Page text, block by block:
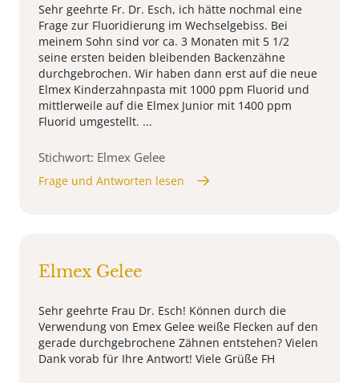
Sehr geehrte Fr. Dr. Esch, ich hätte nochmal eine
Frage zur Fluoridierung im Wechselgebiss. Bei
meinem Sohn sind vor ca. 3 Monaten mit 5 1/2
seine ersten beiden bleibenden Backenzähne
durchgebrochen. Wir haben dann erst auf die neue
Elmex Kinderzahnpasta mit 1000 ppm Fluorid und
mittlerweile auf die Elmex Junior mit 1400 ppm
Fluorid umgestellt. ...
Stichwort: Elmex Gelee
Frage und Antworten lesen
Elmex Gelee
Sehr geehrte Frau Dr. Esch! Können durch die
Verwendung von Emex Gelee weiße Flecken auf den
gerade durchgebrochene Zähnen entstehen? Vielen
Dank vorab für Ihre Antwort! Viele Grüße FH